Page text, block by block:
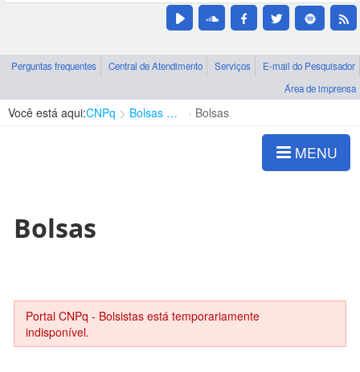
Perguntas frequentes Central de Atendimento Serviços
E-mail do Pesquisador
Área de imprensa
Você está aqui:CNPq Bolsas e Auxílios Vigentes Bolsas
MENU
Bolsas
Portal CNPq - Bolsistas está temporariamente
indisponível.